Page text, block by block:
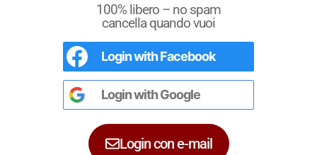
Condizioni d'uso|Privacy Policy|Cookie Policy
cookie
L'Italia del Vino
Nel libro leRegioni del Vino d’Italiacon
tutte leDenominazioni, e le
dettagliate
DOCG
singole regioni.
100% libero – no spam
cancella quando vuoi
Login withFacebook
Login withGoogle
Login con e-mail